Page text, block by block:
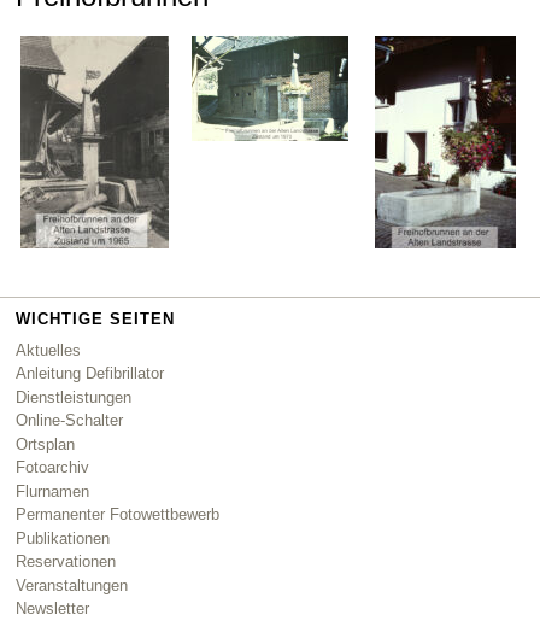
WICHTIGE SEITEN
Aktuelles
Anleitung Defibrillator
Dienstleistungen
Online-Schalter
Ortsplan
Fotoarchiv
Flurnamen
Permanenter Fotowettbewerb
Publikationen
Reservationen
Veranstaltungen
Newsletter